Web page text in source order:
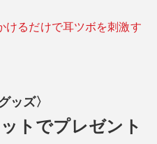
けるだけで耳ツボを刺激す
ッズ〉
トでプレゼント